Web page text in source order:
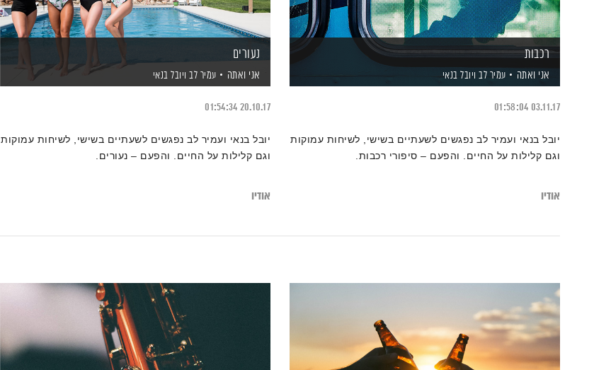
רכבות
אני ואתה עמיר לב ויובל בנאי
03.11.17
01:58:04
יובל בנאי ועמיר לב נפגשים לשעתיים בשישי, לשיחות עמוקות
וגם קלילות על החיים. והפעם – סיפורי רכבות.
אודיו
נעורים
אני ואתה עמיר לב ויובל בנאי
20.10.17
01:54:34
יובל בנאי ועמיר לב נפגשים לשעתיים בשישי, לשיחות עמוקות
וגם קלילות על החיים. והפעם – נעורים.
אודיו